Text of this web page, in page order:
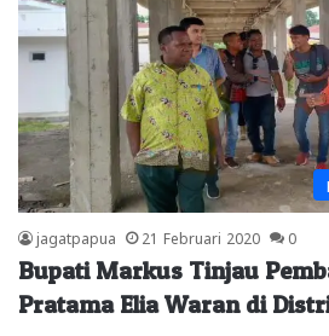
jagatpapua 21 Februari 2020 0
Bupati Markus Tinjau
Pratama Elia Waran di